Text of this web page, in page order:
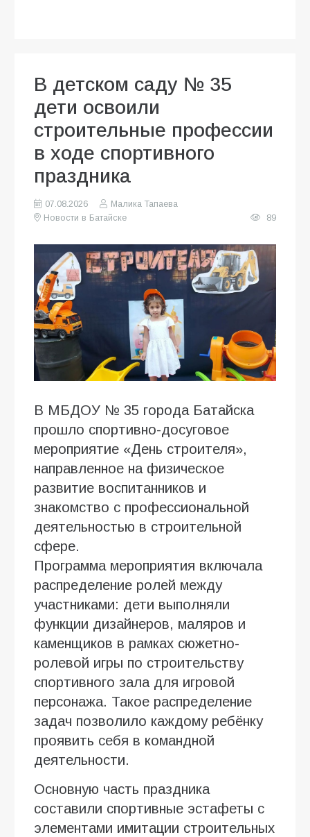
В детском саду № 35
дети освоили
строительные профессии
в ходе спортивного
праздника
07.08.2026
Малика Тапаева
Новости в Батайске
89
В МБДОУ № 35 города Батайска
прошло спортивно-досуговое
мероприятие «День строителя»,
направленное на физическое
развитие воспитанников и
знакомство с профессиональной
деятельностью в строительной
сфере.
Программа мероприятия включала
распределение ролей между
участниками: дети выполняли
функции дизайнеров, маляров и
каменщиков в рамках сюжетно-
ролевой игры по строительству
спортивного зала для игровой
персонажа. Такое распределение
задач позволило каждому ребёнку
проявить себя в командной
деятельности.
Основную часть праздника
составили спортивные эстафеты с
элементами имитации строительных